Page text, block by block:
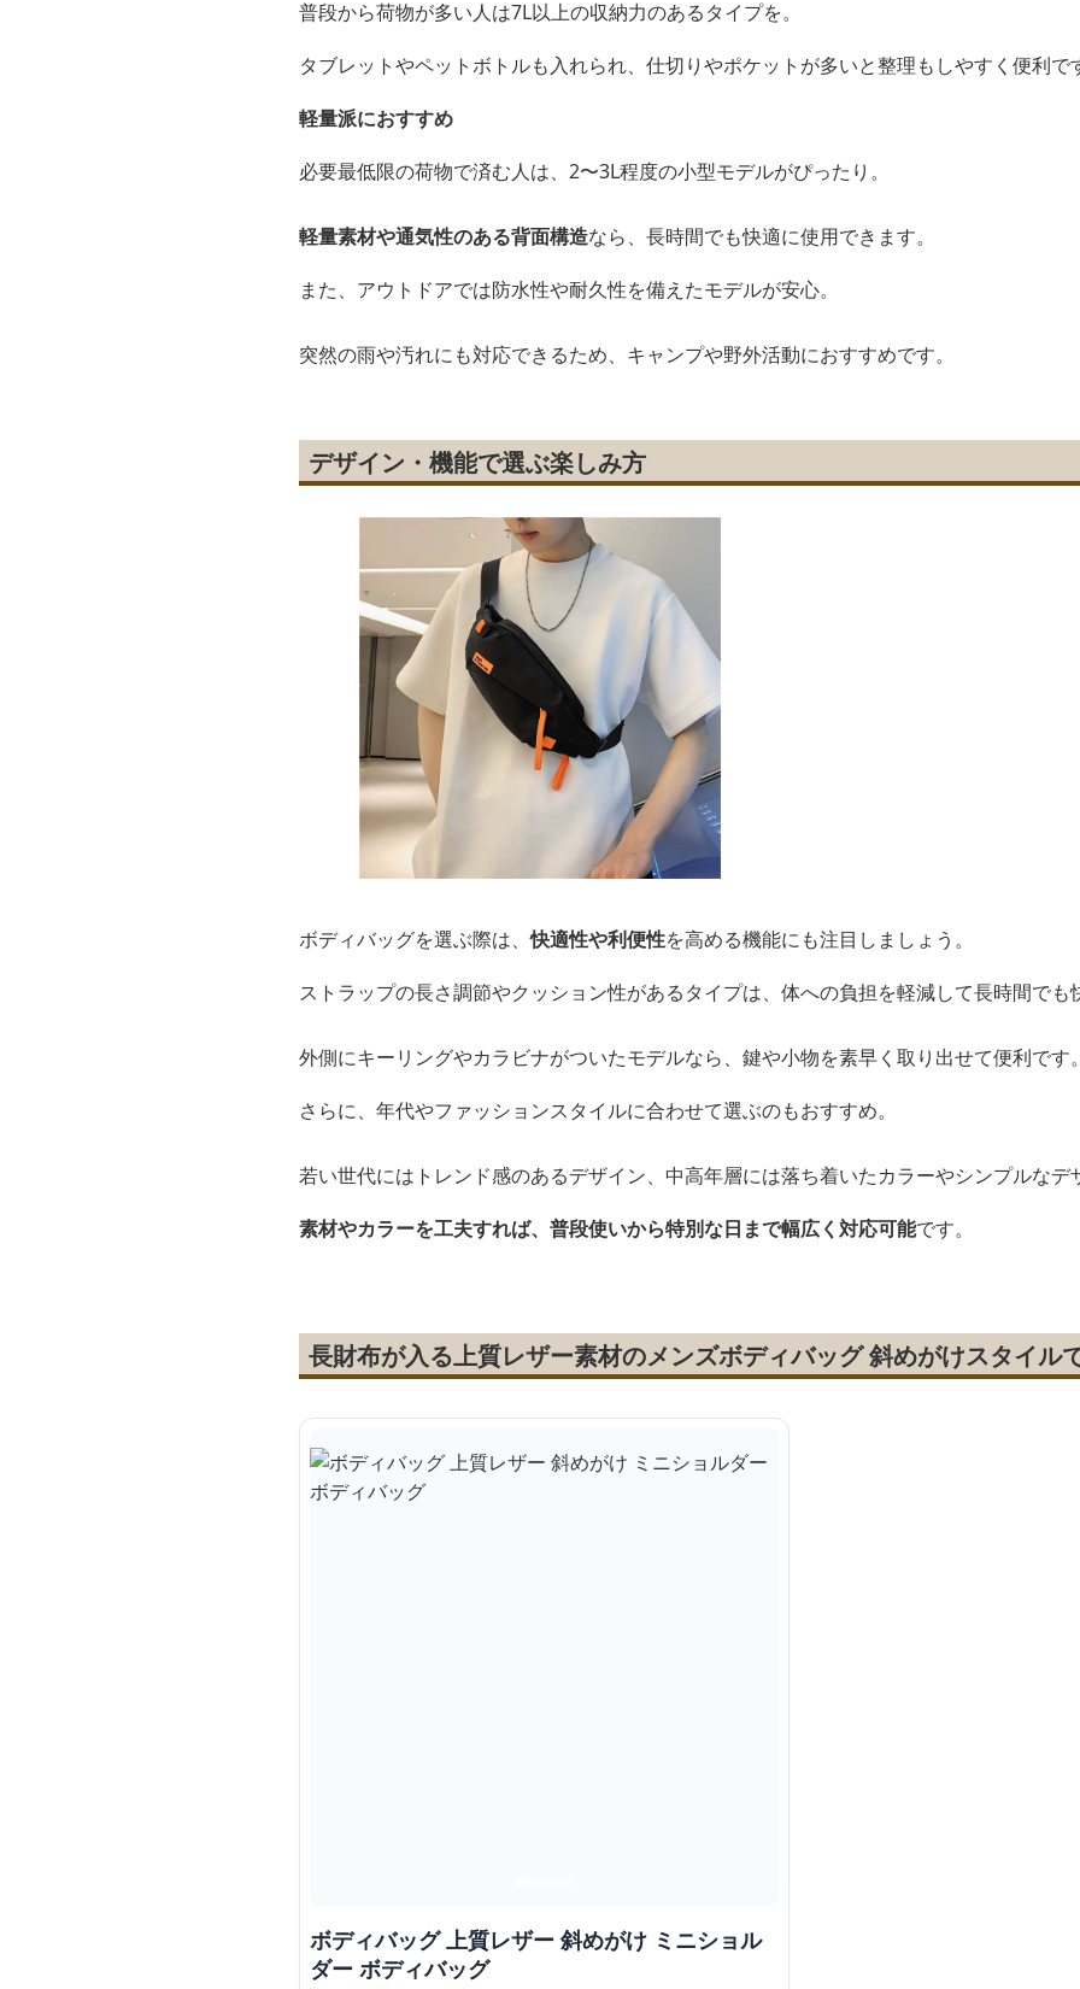
普段から荷物が多い人は7L以上の収納力のあるタイプを。
タブレットやペットボトルも入れられ、仕切りやポケットが多いと整理もしやすく便利で
軽量派におすすめ
必要最低限の荷物で済む人は、2〜3L程度の小型モデルがぴったり。
軽量素材や通気性のある背面構造なら、長時間でも快適に使用できます。
また、アウトドアでは防水性や耐久性を備えたモデルが安心。
突然の雨や汚れにも対応できるため、キャンプや野外活動におすすめです。
デザイン・機能で選ぶ楽しみ方
ボディバッグを選ぶ際は、快適性や利便性を高める機能にも注目しましょう。
ストラップの長さ調節やクッション性があるタイプは、体への負担を軽減して長時間でも
外側にキーリングやカラビナがついたモデルなら、鍵や小物を素早く取り出せて便利です
さらに、年代やファッションスタイルに合わせて選ぶのもおすすめ。
若い世代にはトレンド感のあるデザイン、中高年層には落ち着いたカラーやシンプルなデ
素材やカラーを工夫すれば、普段使いから特別な日まで幅広く対応可能です。
長財布が入る上質レザー素材のメンズボディバッグ 斜めがけスタイル
ボディバッグ 上質レザー 斜めがけ ミニショル
ダー ボディバッグ